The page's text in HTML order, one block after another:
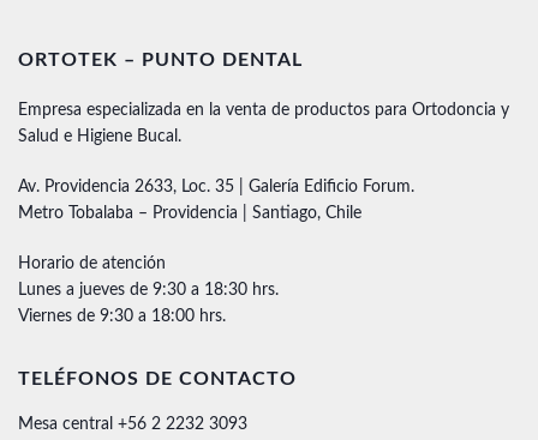
ORTOTEK – PUNTO DENTAL
Empresa especializada en la venta de productos para Ortodoncia y
Salud e Higiene Bucal.
Av. Providencia 2633, Loc. 35 | Galería Edificio Forum.
Metro Tobalaba – Providencia | Santiago, Chile
Horario de atención
Lunes a jueves de 9:30 a 18:30 hrs.
Viernes de 9:30 a 18:00 hrs.
TELÉFONOS DE CONTACTO
Mesa central +56 2 2232 3093